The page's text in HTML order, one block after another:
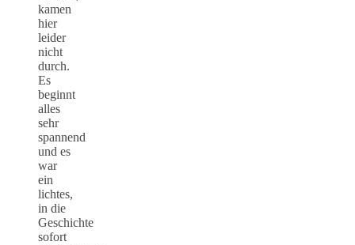
kamen
hier
leider
nicht
durch.
Es
beginnt
alles
sehr
spannend
und es
war
ein
lichtes,
in die
Geschichte
sofort